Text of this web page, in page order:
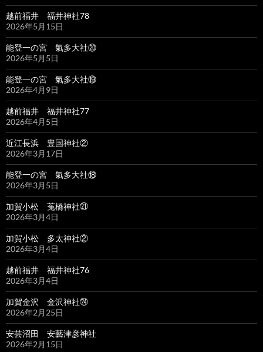
越前福井 福井神社78
2026年5月15日
能登一の宮 氣多大社⑳
2026年5月5日
能登一の宮 氣多大社⑲
2026年4月9日
越前福井 福井神社77
2026年4月5日
近江長浜 豊国神社②
2026年3月17日
能登一の宮 氣多大社⑱
2026年3月5日
加賀小松 菟橋神社㉑
2026年3月4日
加賀小松 多太神社②
2026年3月4日
越前福井 福井神社76
2026年3月4日
加賀金沢 金沢神社㉔
2026年2月25日
安芸沼田 安藝津彦神社
2026年2月15日